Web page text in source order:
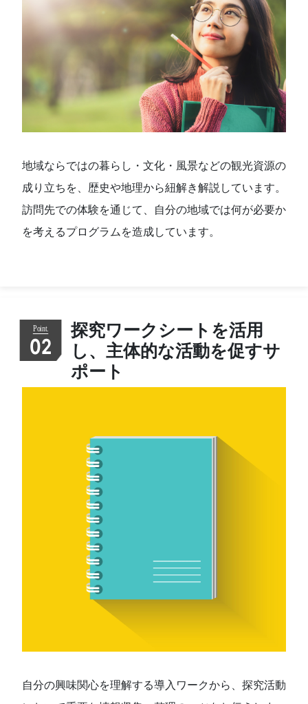
地域ならではの暮らし・文化・風景などの観光資源の
成り立ちを、歴史や地理から紐解き解説しています。
訪問先での体験を通じて、自分の地域では何が必要か
を考えるプログラムを造成しています。
02
探究ワークシートを活用
し、主体的な活動を促すサ
ポート
自分の興味関心を理解する導入ワークから、探究活動